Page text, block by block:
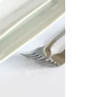
varianter.
kan
vælges
på
varesiden